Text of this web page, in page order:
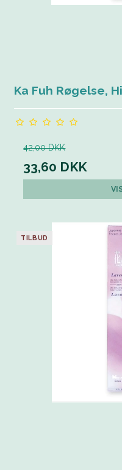
Ka Fuh Røgelse,
42,00 DKK
33,60 DKK
TILBUD